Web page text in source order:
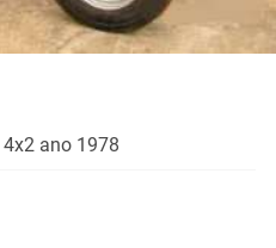
ano 1978